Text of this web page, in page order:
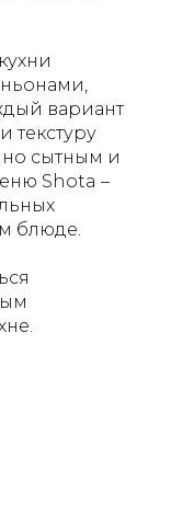
вариант
текстуру
сытным и
Shota –
блюде.